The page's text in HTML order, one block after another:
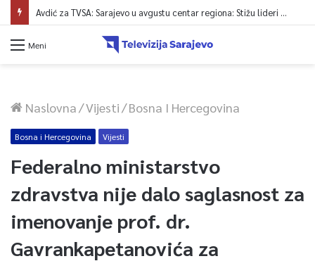
Avdić za TVSA: Sarajevo u avgustu centar regiona: Stižu lideri evropskih gradova
Meni
Naslovna/Vijesti/Bosna I Hercegovina
Bosna i Hercegovina Vijesti
Federalno ministarstvo
zdravstva nije dalo saglasnost za
imenovanje prof. dr.
Gavrankapetanovića za